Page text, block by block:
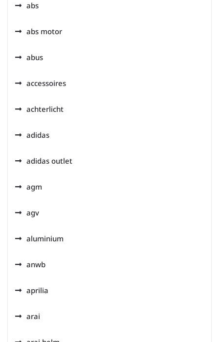
abs
abs motor
abus
accessoires
achterlicht
adidas
adidas outlet
agm
agv
aluminium
anwb
aprilia
arai